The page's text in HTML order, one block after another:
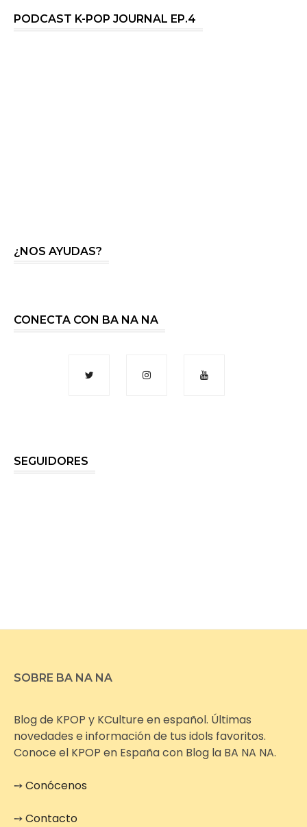
PODCAST K-POP JOURNAL EP.4
¿NOS AYUDAS?
CONECTA CON BA NA NA
SEGUIDORES
SOBRE BA NA NA
Blog de KPOP y KCulture en español. Últimas
novedades e información de tus idols favoritos.
Conoce el KPOP en España con Blog la BA NA NA.
➙Conócenos
➙Contacto